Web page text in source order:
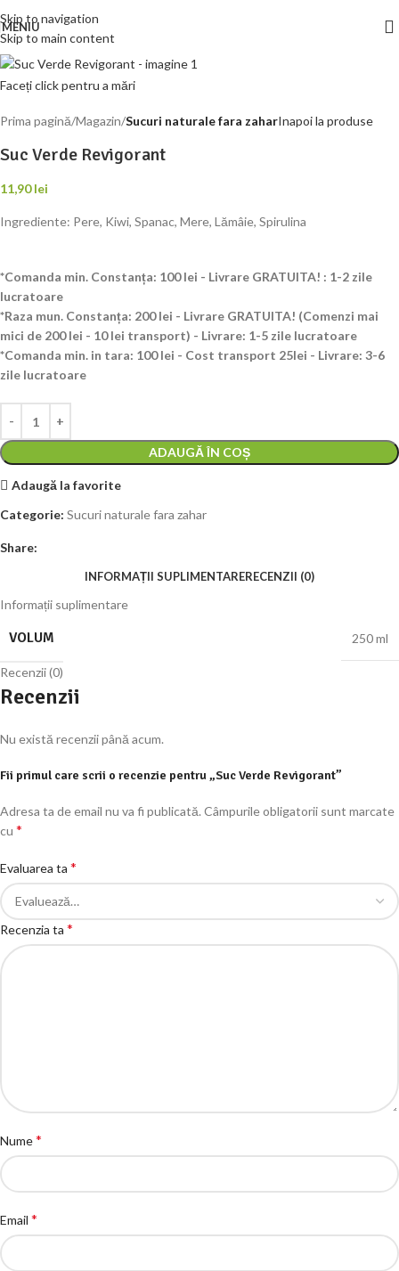
Skip to navigation
Skip to main content
MENIU
Faceți click pentru a mări
Prima pagină Magazin Sucuri naturale fara zaharInapoi la produse
Suc Verde Revigorant
11,90lei
Ingrediente: Pere, Kiwi, Spanac, Mere, Lămâie, Spirulina
*Comanda min. Constanța: 100 lei - Livrare GRATUITA! : 1-2 zile
lucratoare
*Raza mun. Constanța: 200 lei - Livrare GRATUITA! (Comenzi mai
mici de 200 lei - 10 lei transport) - Livrare: 1-5 zile lucratoare
*Comanda min. in tara: 100 lei - Cost transport 25lei - Livrare: 3-6
zile lucratoare
ADAUGĂ ÎN COȘ
Adaugă la favorite
Categorie: Sucuri naturale fara zahar
Share:
INFORMAȚII SUPLIMENTARERECENZII (0)
Informații suplimentare
VOLUM 250 ml
Recenzii (0)
Recenzii
Nu există recenzii până acum.
Fii primul care scrii o recenzie pentru „Suc Verde Revigorant”
Adresa ta de email nu va fi publicată.Câmpurile obligatorii sunt marcate
cu *
Evaluarea ta *
Recenzia ta *
Nume*
Email *